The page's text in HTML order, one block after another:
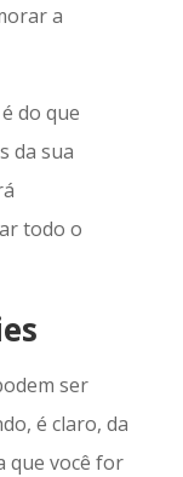
a
do que
da sua
todo o
ser
é claro, da
que você for